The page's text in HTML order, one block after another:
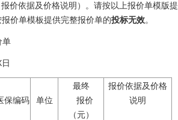
价依据及价格说明）。请按以上报价单模版提
价单模板提供完整报价单的投标无效。
单
保编码 单位
最终
报价
（元）
报价依据及价格
说明